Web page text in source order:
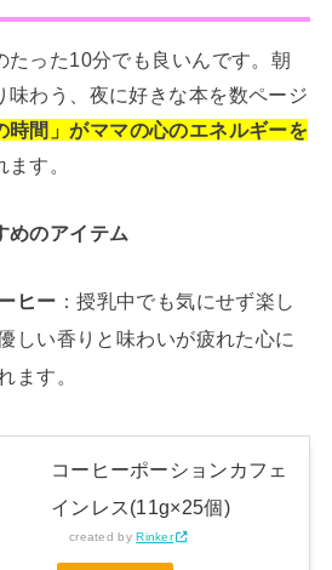
たった10分でも良いんです。朝
味わう、夜に好きな本を数ページ
時間」がママの心のエネルギーを
す。
めのアイテム
ヒー ：授乳中でも気にせず楽し
しい香りと味わいが疲れた心に
ます。
コーヒーポーションカフェ
インレス(11g×25個)
created byRinker